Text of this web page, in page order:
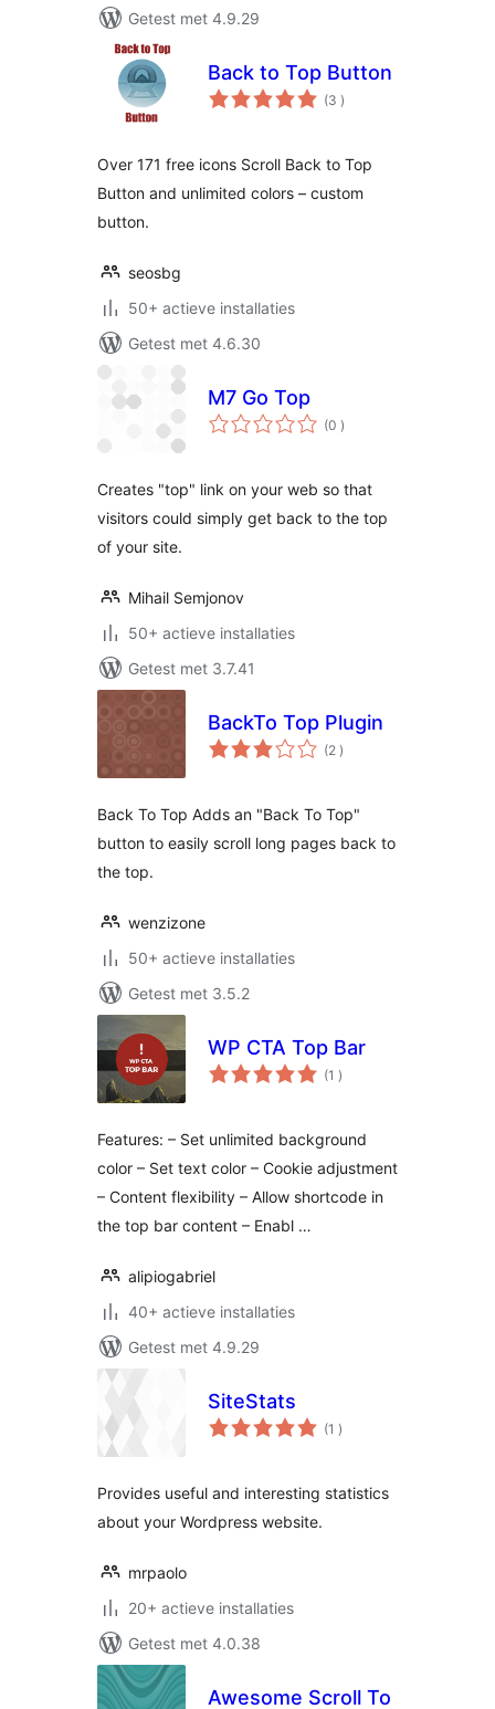
Getest met 4.9.29
Back to Top Button
(3 aantal
beoordelingen
)
Over 171 free icons Scroll Back to Top
Button and unlimited colors – custom
button.
seosbg
50+ actieve installaties
Getest met 4.6.30
M7 Go Top
(0 aantal
beoordelingen
)
Creates "top" link on your web so that
visitors could simply get back to the top
of your site.
Mihail Semjonov
50+ actieve installaties
Getest met 3.7.41
BackTo Top Plugin
(2 aantal
beoordelingen
)
Back To Top Adds an "Back To Top"
button to easily scroll long pages back to
the top.
wenzizone
50+ actieve installaties
Getest met 3.5.2
WP CTA Top Bar
(1 aantal
beoordelingen
)
Features: – Set unlimited background
color – Set text color – Cookie adjustment
– Content flexibility – Allow shortcode in
the top bar content – Enabl …
alipiogabriel
40+ actieve installaties
Getest met 4.9.29
SiteStats
(1 aantal
beoordelingen
)
Provides useful and interesting statistics
about your Wordpress website.
mrpaolo
20+ actieve installaties
Getest met 4.0.38
Awesome Scroll To